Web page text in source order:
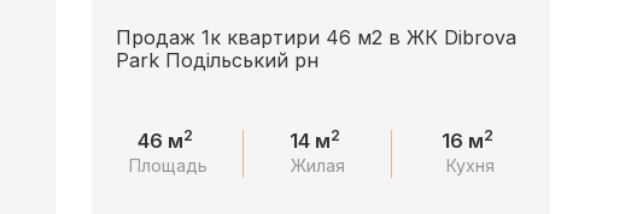
Продаж 1к квартири 46 м2 в ЖК Dibrova
Park Подільський рн
46 м2
Площадь
14 м2
Жилая
16 м2
Кухня